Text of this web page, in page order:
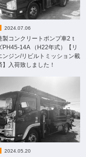
2024.07.06
製コンクリートポンプ車2ｔ
PH45-14A （H22年式）【リ
ンジン/リビルトミッション載
】入荷致しました！
2024.05.20